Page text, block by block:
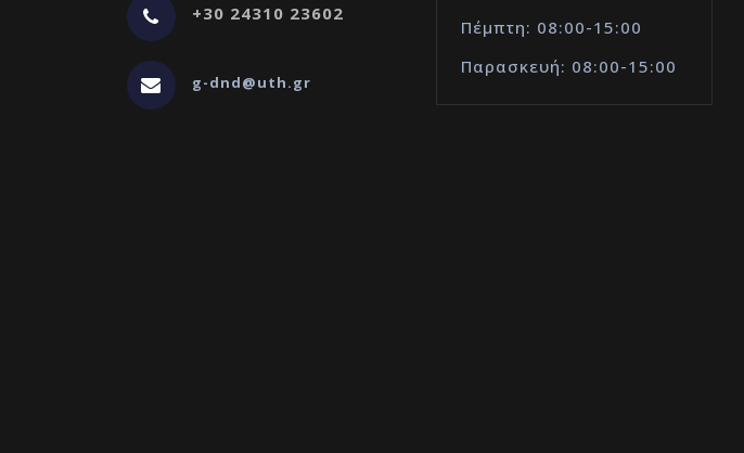
+30 24310 23602
g-dnd@uth.gr
Πέμπτη: 08:00-15:00
Παρασκευή: 08:00-15:00